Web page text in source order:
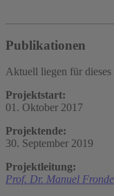
Publikationen
Aktuell liegen für
Projektstart:
01. Oktober 2017
Projektende:
30. September 2019
Projektleitung:
Prof. Dr. Manuel